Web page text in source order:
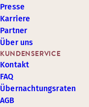
KUNDENSERVICE
Kontakt
FAQ
Übernachtungsraten
AGB
Presse
Karriere
Partner
Über uns